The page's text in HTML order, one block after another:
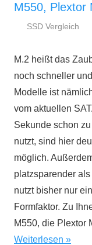
M550, Plextor
Mai
ratgeber.de
SSD Vergleich
M.2 heißt das
noch schneller
Modelle ist
vom aktuellen
Sekunde schon
nutzt, sind hier
möglich.
platzsparender
nutzt bisher nur
Formfaktor. Zu
M550, die Plextor
Weiterlesen